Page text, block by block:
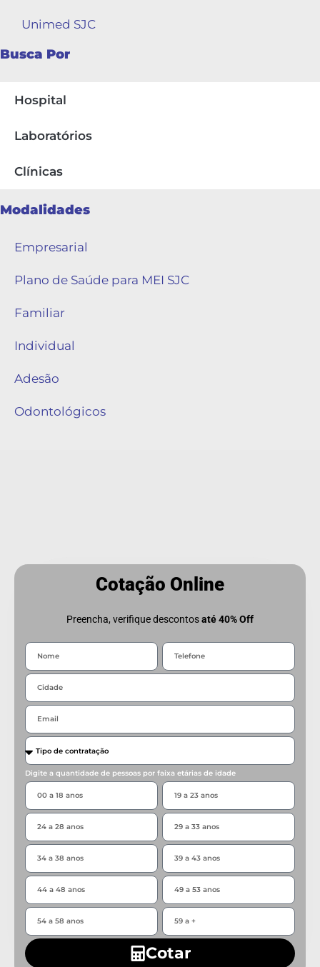
Unimed SJC
Busca Por
Hospital
Laboratórios
Clínicas
Modalidades
Empresarial
Plano de Saúde para MEI SJC
Familiar
Individual
Adesão
Odontológicos
Cotação Online
Preencha, verifique descontosaté 40% Off
Digite a quantidade de pessoas por faixa etárias de idade
Cotar